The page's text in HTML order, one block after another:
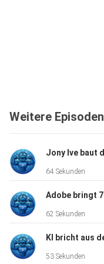
Weitere Episoden
64 Sekunden
62 Sekunden
53 Sekunden